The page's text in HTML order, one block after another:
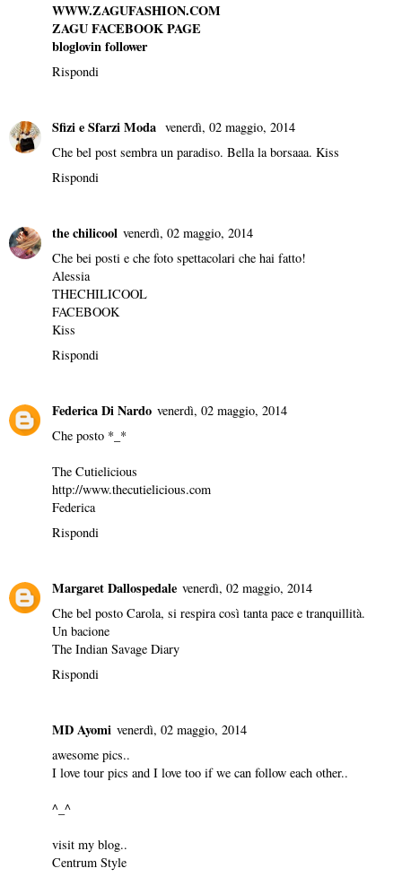
WWW.ZAGUFASHION.COM
ZAGU FACEBOOK PAGE
bloglovin follower
Rispondi
Sfizi e Sfarzi Moda venerdì, 02 maggio, 2014
Che bel post sembra un paradiso. Bella la borsaaa. Kiss
Rispondi
the chilicool venerdì, 02 maggio, 2014
Che bei posti e che foto spettacolari che hai fatto!
Alessia
THECHILICOOL
FACEBOOK
Kiss
Rispondi
Federica Di Nardo venerdì, 02 maggio, 2014
Che posto *_*
The Cutielicious
http://www.thecutielicious.com
Federica
Rispondi
Margaret Dallospedale venerdì, 02 maggio, 2014
Che bel posto Carola, si respira così tanta pace e tranquillità.
Un bacione
The Indian Savage Diary
Rispondi
MD Ayomi venerdì, 02 maggio, 2014
awesome pics..
I love tour pics and I love too if we can follow each other..
^_^
visit my blog..
Centrum Style